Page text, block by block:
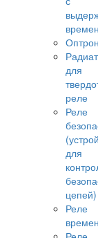
Оптрон
для
реле
Реле
для
цепей)
Реле